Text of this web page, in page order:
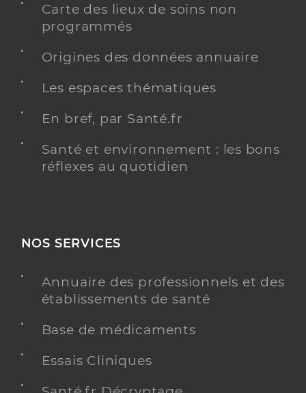
Carte des lieux de soins non
programmés
Origines des données annuaire
Les espaces thématiques
En bref, par Santé.fr
Santé et environnement : les bons
réflexes au quotidien
NOS SERVICES
Annuaire des professionnels et des
établissements de santé
Base de médicaments
Essais Cliniques